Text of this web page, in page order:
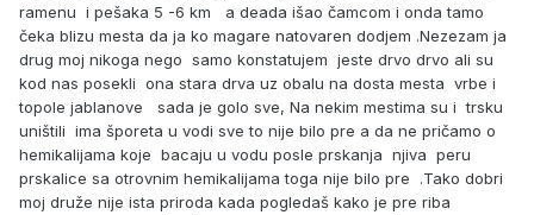
ramenu i pešaka 5 -6 km a deada išao čamcom i onda tamo
čeka blizu mesta da ja ko magare natovaren dodjem .Nezezam ja
drug moj nikoga nego samo konstatujem jeste drvo drvo ali su
kod nas posekli ona stara drva uz obalu na dosta mesta vrbe i
topole jablanove sada je golo sve, Na nekim mestima su i trsku
uništili ima šporeta u vodi sve to nije bilo pre a da ne pričamo o
hemikalijama koje bacaju u vodu posle prskanja njiva peru
prskalice sa otrovnim hemikalijama toga nije bilo pre .Tako dobri
moj druže nije ista priroda kada pogledaš kako je pre riba